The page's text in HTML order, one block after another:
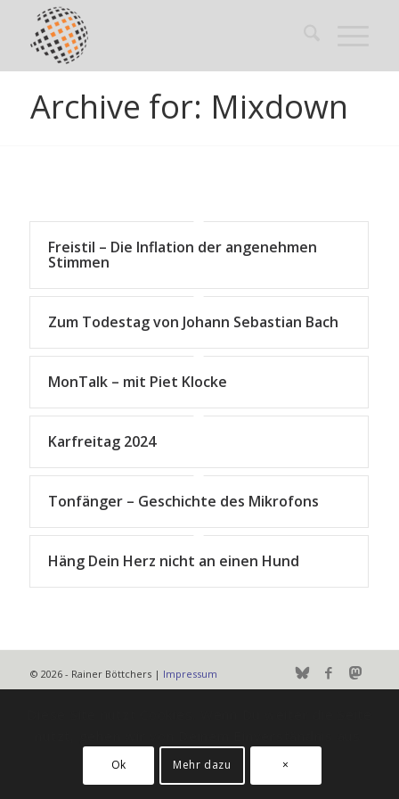
Archive for: Mixdown
Freistil – Die Inflation der angenehmen
Stimmen
Zum Todestag von Johann Sebastian Bach
MonTalk – mit Piet Klocke
Karfreitag 2024
Tonfänger – Geschichte des Mikrofons
Häng Dein Herz nicht an einen Hund
© 2026 - Rainer Böttchers | Impressum
Ok Mehr dazu ×